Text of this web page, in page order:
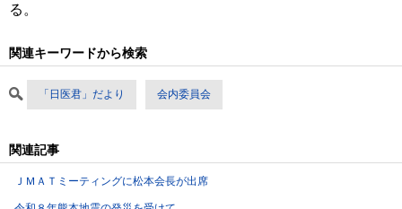
る。
関連キーワードから検索
「日医君」だより 会内委員会
関連記事
ＪＭＡＴミーティングに松本会長が出席